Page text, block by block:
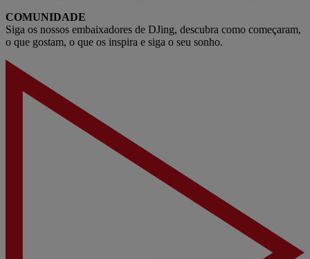
COMUNIDADE
Siga os nossos embaixadores de DJing, descubra como começaram,
o que gostam, o que os inspira e siga o seu sonho.